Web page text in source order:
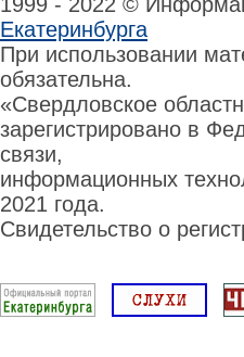
Екатеринбурга
При использовании
обязательна.
«Свердловское
зарегистрировано в
связи,
информационных
2021 года.
Свидетельство о